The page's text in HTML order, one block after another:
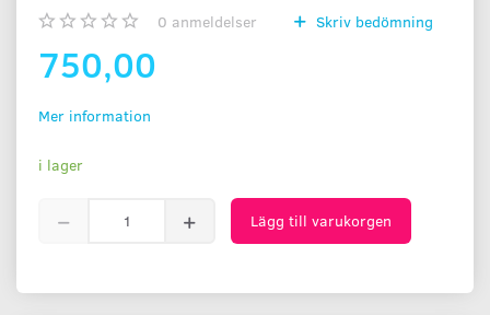
0 anmeldelser Skriv bedömning
750,00
Mer information
i lager
Lägg till varukorgen